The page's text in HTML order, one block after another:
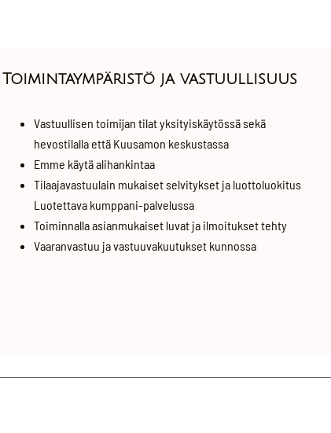
Toimintaympäristö ja vastuullisuus
Vastuullisen toimijan tilat yksityiskäytössä sekä
hevostilalla että Kuusamon keskustassa
Emme käytä alihankintaa
Tilaajavastuulain mukaiset selvitykset ja luottoluokitus
Luotettava kumppani-palvelussa
Toiminnalla asianmukaiset luvat ja ilmoitukset tehty
Vaaranvastuu ja vastuuvakuutukset kunnossa